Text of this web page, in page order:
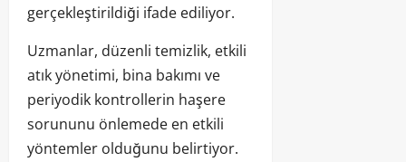
gerçekleştirildiği ifade ediliyor.
Uzmanlar, düzenli temizlik, etkili
atık yönetimi, bina bakımı ve
periyodik kontrollerin haşere
sorununu önlemede en etkili
yöntemler olduğunu belirtiyor.